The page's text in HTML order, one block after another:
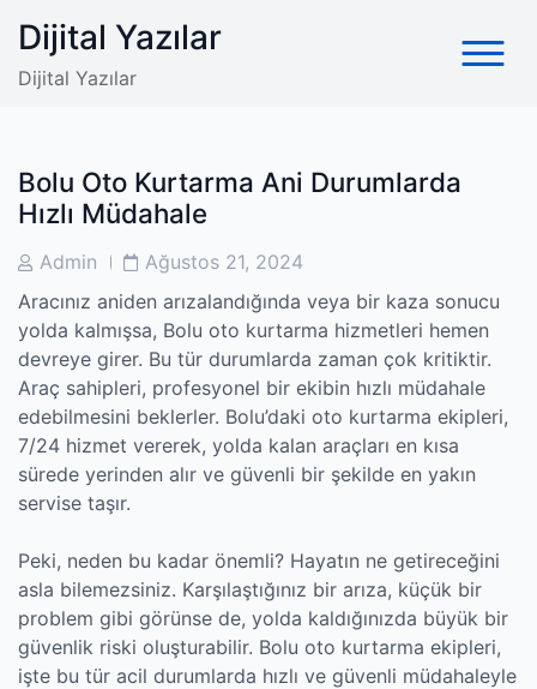
content
Dijital Yazılar
Dijital Yazılar
Bolu Oto Kurtarma Ani Durumlarda
Hızlı Müdahale
PostAdmin
PostAğustos 21, 2024
Aracınız aniden arızalandığında veya bir kaza sonucu
yolda kalmışsa, Bolu oto kurtarma hizmetleri hemen
devreye girer. Bu tür durumlarda zaman çok kritiktir.
Araç sahipleri, profesyonel bir ekibin hızlı müdahale
edebilmesini beklerler. Bolu’daki oto kurtarma ekipleri,
7/24 hizmet vererek, yolda kalan araçları en kısa
sürede yerinden alır ve güvenli bir şekilde en yakın
servise taşır.
Peki, neden bu kadar önemli? Hayatın ne getireceğini
asla bilemezsiniz. Karşılaştığınız bir arıza, küçük bir
problem gibi görünse de, yolda kaldığınızda büyük bir
güvenlik riski oluşturabilir. Bolu oto kurtarma ekipleri,
işte bu tür acil durumlarda hızlı ve güvenli müdahaleyle